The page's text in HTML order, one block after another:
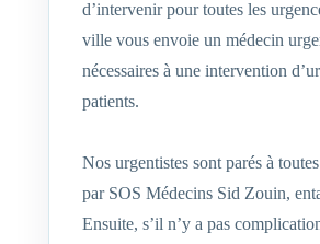
d’intervenir pour toutes les
ville vous envoie un médecin
nécessaires à une intervention
patients.
Nos urgentistes sont parés à
par SOS Médecins Sid Zouin,
Ensuite, s’il n’y a pas